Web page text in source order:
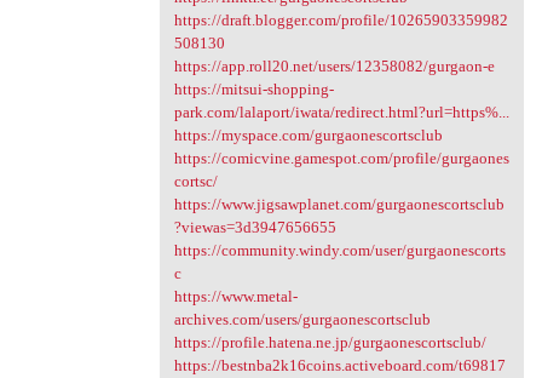
https://draft.blogger.com/profile/10265903359982
508130
https://app.roll20.net/users/12358082/gurgaon-e
https://mitsui-shopping-
park.com/lalaport/iwata/redirect.html?url=https%...
https://myspace.com/gurgaonescortsclub
https://comicvine.gamespot.com/profile/gurgaones
cortsc/
https://www.jigsawplanet.com/gurgaonescortsclub
?viewas=3d3947656655
https://community.windy.com/user/gurgaonescorts
c
https://www.metal-
archives.com/users/gurgaonescortsclub
https://profile.hatena.ne.jp/gurgaonescortsclub/
https://bestnba2k16coins.activeboard.com/t69817